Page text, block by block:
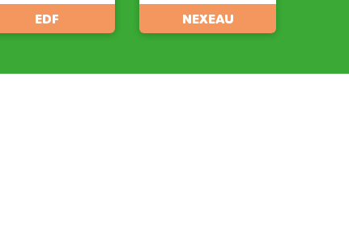
EDF NEXEAU